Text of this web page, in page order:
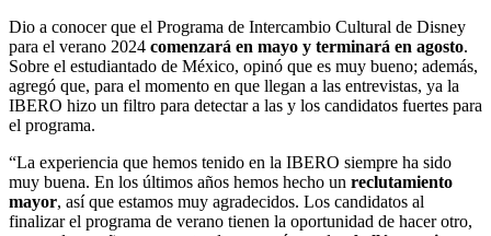
Dio a conocer que el Programa de Intercambio Cultural de Disney
para el verano 2024 comenzará en mayo y terminará en agosto.
Sobre el estudiantado de México, opinó que es muy bueno; además,
agregó que, para el momento en que llegan a las entrevistas, ya la
IBERO hizo un filtro para detectar a las y los candidatos fuertes para
el programa.
“La experiencia que hemos tenido en la IBERO siempre ha sido
muy buena. En los últimos años hemos hecho un reclutamiento
mayor, así que estamos muy agradecidos. Los candidatos al
finalizar el programa de verano tienen la oportunidad de hacer otro,